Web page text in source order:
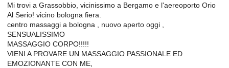
Mi trovi a Grassobbio, vicinissimo a Bergamo e l'aereoporto Orio
Al Serio! vicino bologna fiera.
centro massaggi a bologna , nuovo aperto oggi ,
SENSUALISSIMO
MASSAGGIO CORPO!!!!!
VIENI A PROVARE UN MASSAGGIO PASSIONALE ED
EMOZIONANTE CON ME,